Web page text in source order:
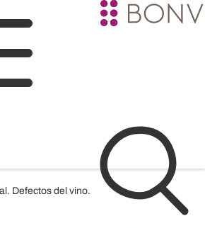
Defectos del vino.